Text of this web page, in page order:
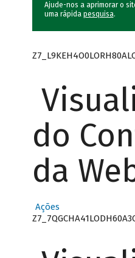
Ajude-nos a aprimorar o
uma rápida pesquisa.
do
da
Ações